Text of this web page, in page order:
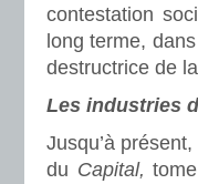
contestation
long terme,
destructrice de
Les industries
Jusqu’à
du Capital,